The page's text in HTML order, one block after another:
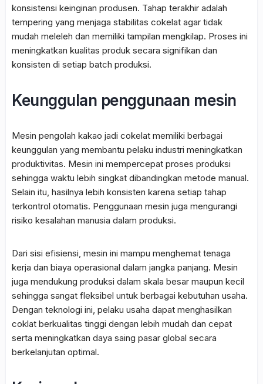
konsistensi keinginan produsen. Tahap terakhir adalah
tempering yang menjaga stabilitas cokelat agar tidak
mudah meleleh dan memiliki tampilan mengkilap. Proses ini
meningkatkan kualitas produk secara signifikan dan
konsisten di setiap batch produksi.
Keunggulan penggunaan mesin
Mesin pengolah kakao jadi cokelat memiliki berbagai
keunggulan yang membantu pelaku industri meningkatkan
produktivitas. Mesin ini mempercepat proses produksi
sehingga waktu lebih singkat dibandingkan metode manual.
Selain itu, hasilnya lebih konsisten karena setiap tahap
terkontrol otomatis. Penggunaan mesin juga mengurangi
risiko kesalahan manusia dalam produksi.
Dari sisi efisiensi, mesin ini mampu menghemat tenaga
kerja dan biaya operasional dalam jangka panjang. Mesin
juga mendukung produksi dalam skala besar maupun kecil
sehingga sangat fleksibel untuk berbagai kebutuhan usaha.
Dengan teknologi ini, pelaku usaha dapat menghasilkan
coklat berkualitas tinggi dengan lebih mudah dan cepat
serta meningkatkan daya saing pasar global secara
berkelanjutan optimal.